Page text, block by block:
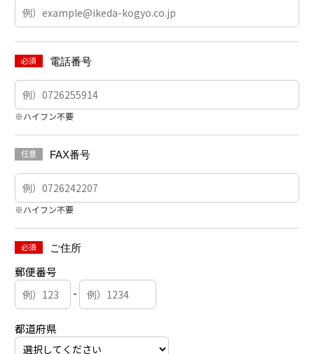
必須 電話番号
※ハイフン不要
任意 FAX番号
※ハイフン不要
必須 ご住所
郵便番号
-
都道府県